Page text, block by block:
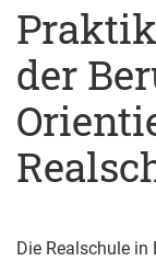
der
Die Realschule